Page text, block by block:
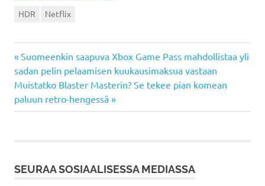
HDR Netflix
Artikkelien
selaus
Previous
Post:
Suomeenkin saapuva Xbox Game Pass mahdollistaa yli
sadan pelin pelaamisen kuukausimaksua vastaan
Next
Post:
Muistatko Blaster Masterin? Se tekee pian komean
paluun retro-hengessä
SEURAA SOSIAALISESSA MEDIASSA